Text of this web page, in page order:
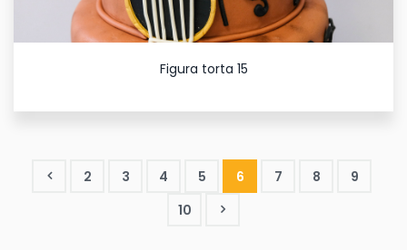
Figura torta 15
2 3 4 5 6 7 8
9
10